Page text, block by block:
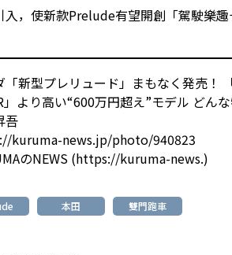
入，使新款Prelude有望開創「駕駛樂
「新型プレリュード」まもなく発売！
」より高い“600万円超え”モデル どん
吾
kuruma-news.jp/photo/940823
のNEWS (https://kuruma-news.)
本田 雙門跑車